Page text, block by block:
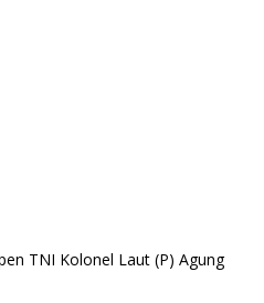
TNI Kolonel Laut (P) Agung